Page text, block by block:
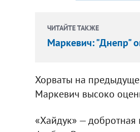
ЧИТАЙТЕ ТАКЖЕ
Маркевич: "Днепр"
Хорваты на
Маркевич высоко
«Хайдук» —